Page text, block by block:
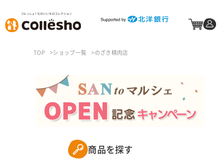
TOP ショップ一覧 のざき精肉店
商品を探す